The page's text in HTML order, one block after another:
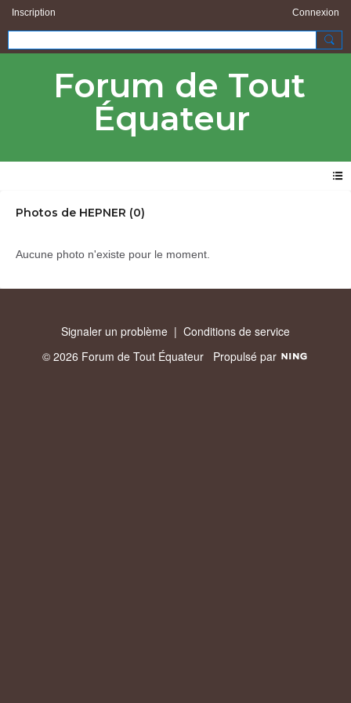
Inscription Connexion
Forum de Tout
Équateur
Photos de HEPNER (0)
Aucune photo n'existe pour le moment.
Signaler un problème | Conditions de service
© 2026 Forum de Tout Équateur Propulsé par